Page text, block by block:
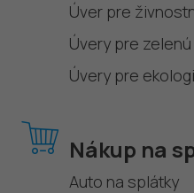
Úver pre
Úvery pre
Úvery pre
Nákup na
Auto na splátky